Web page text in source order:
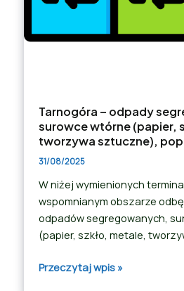
Tarnogóra – odpady
surowce wtórne (papier,
tworzywa sztuczne),
31/08/2025
W niżej wymienionych
wspomnianym obszarze
odpadów segregowanych,
(papier, szkło, metale,
Przeczytaj wpis »